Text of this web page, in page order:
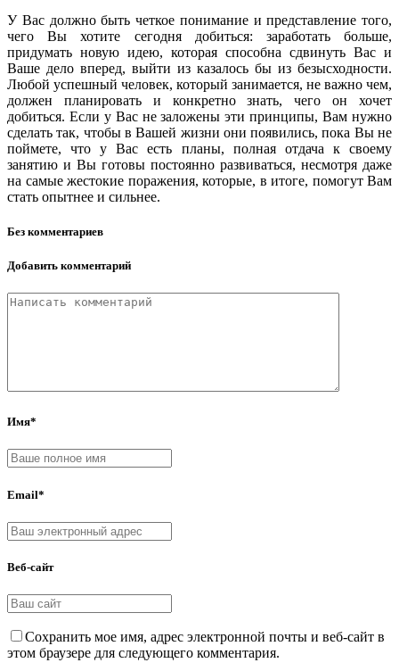
У Вас должно быть четкое понимание и представление того,
чего Вы хотите сегодня добиться: заработать больше,
придумать новую идею, которая способна сдвинуть Вас и
Ваше дело вперед, выйти из казалось бы из безысходности.
Любой успешный человек, который занимается, не важно чем,
должен планировать и конкретно знать, чего он хочет
добиться. Если у Вас не заложены эти принципы, Вам нужно
сделать так, чтобы в Вашей жизни они появились, пока Вы не
поймете, что у Вас есть планы, полная отдача к своему
занятию и Вы готовы постоянно развиваться, несмотря даже
на самые жестокие поражения, которые, в итоге, помогут Вам
стать опытнее и сильнее.
Без комментариев
Добавить комментарий
Имя*
Email*
Веб-сайт
Сохранить мое имя, адрес электронной почты и веб-сайт в
этом браузере для следующего комментария.